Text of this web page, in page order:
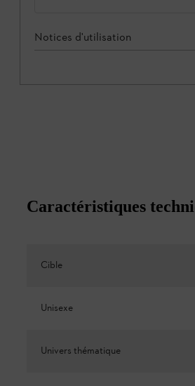
Notices d'utilisation
Caractéristiques
Cible
Unisexe
Univers thématique